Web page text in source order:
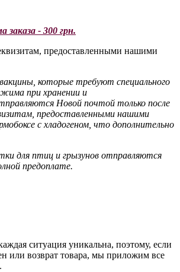
заказа - 300 грн.
предоставленными нашими
которые требуют специального
при хранении и
Новой почтой только после
предоставленными нашими
с хладогеном, что дополнительно
для птиц и грызунов отправляются
предоплате.
ситуация уникальна, поэтому, если
или возврат товара, мы приложим все